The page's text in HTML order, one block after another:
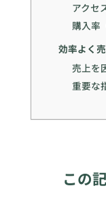
アクセ
購入率
効率よく
売上を
重要な
この